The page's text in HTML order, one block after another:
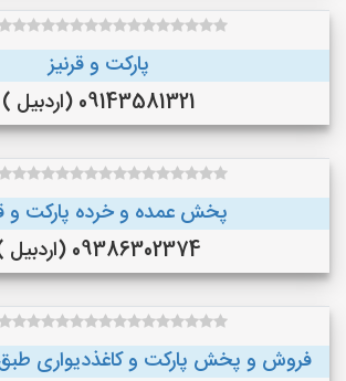
پارکت و قرنیز
09143581321 (اردبیل )
پخش عمده و خرده پارکت و
09386302374 (اردبیل )
فروش و پخش پارکت و کاغذدیواری